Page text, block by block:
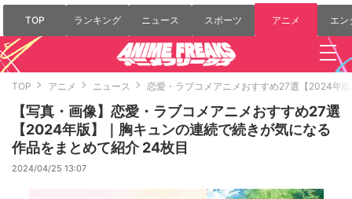
TOP ランキング ニュース スポーツ アニメ エン
TOP アニメ ニュース 恋愛・ラブコメアニメおすすめ27選【2024年
【写真・画像】恋愛・ラブコメアニメおすすめ27選
【2024年版】｜胸キュンの連続で続きが気になる
作品をまとめて紹介 24枚目
2024/04/25 13:07